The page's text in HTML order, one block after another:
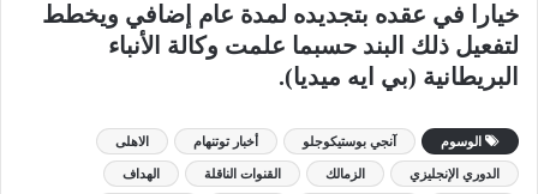
خيارا في عقده بتجديده لمدة عام إضافي ويخطط
لتفعيل ذلك البند حسبما علمت وكالة الأنباء
البريطانية (بي ايه ميديا).
الوسوم آنجي بوستيكوجلو أخبار توتنهام الاهلى
الدوري الإنجليزي الزمالك القنوات الناقلة الهداف